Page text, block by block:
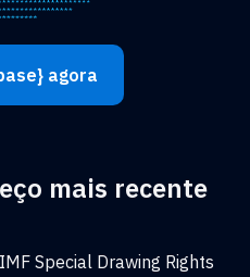
agora
mais recente
Special Drawing Rights